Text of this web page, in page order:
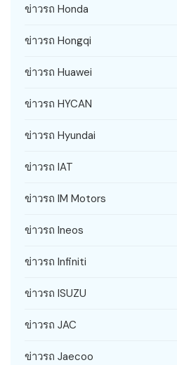
ข่าวรถ Honda
ข่าวรถ Hongqi
ข่าวรถ Huawei
ข่าวรถ HYCAN
ข่าวรถ Hyundai
ข่าวรถ IAT
ข่าวรถ IM Motors
ข่าวรถ Ineos
ข่าวรถ Infiniti
ข่าวรถ ISUZU
ข่าวรถ JAC
ข่าวรถ Jaecoo